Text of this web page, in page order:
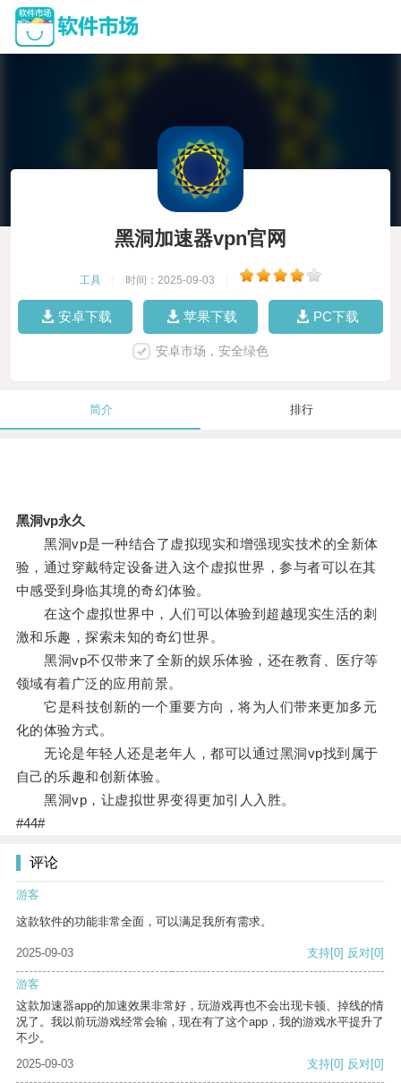
黑洞加速器vpn官网
工具 时间：2025-09-03
安卓下载 苹果下载 PC下载
安卓市场，安全绿色
简介 排行
黑洞vp永久
黑洞vp是一种结合了虚拟现实和增强现实技术的全新体
验，通过穿戴特定设备进入这个虚拟世界，参与者可以在其
中感受到身临其境的奇幻体验。
在这个虚拟世界中，人们可以体验到超越现实生活的刺
激和乐趣，探索未知的奇幻世界。
黑洞vp不仅带来了全新的娱乐体验，还在教育、医疗等
领域有着广泛的应用前景。
它是科技创新的一个重要方向，将为人们带来更加多元
化的体验方式。
无论是年轻人还是老年人，都可以通过黑洞vp找到属于
自己的乐趣和创新体验。
黑洞vp，让虚拟世界变得更加引人入胜。
#44#
评论
游客
这款软件的功能非常全面，可以满足我所有需求。
2025-09-03 支持[0] 反对[0]
游客
这款加速器app的加速效果非常好，玩游戏再也不会出现卡顿、掉线的情
况了。我以前玩游戏经常会输，现在有了这个app，我的游戏水平提升了
不少。
2025-09-03
支持[0] 反对[0]